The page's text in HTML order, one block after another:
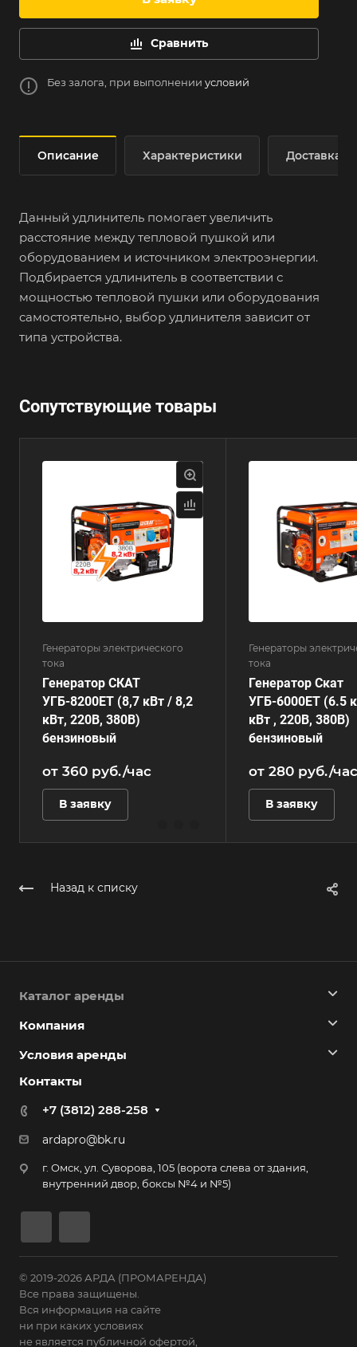
Сравнить
Без залога, при выполнении условий
Описание Характеристики Доставка
Данный удлинитель помогает увеличить
расстояние между тепловой пушкой или
оборудованием и источником электроэнергии.
Подбирается удлинитель в соответствии с
мощностью тепловой пушки или оборудования
самостоятельно, выбор удлинителя зависит от
типа устройства.
Сопутствующие товары
Генераторы электрического
тока
Генератор СКАТ
УГБ-8200ЕT (8,7 кВт / 8,2
кВт, 220В, 380В)
бензиновый
от 360 руб./час
В заявку
Генераторы
тока
Генератор Скат
УГБ-6000ЕT (6.5
кВт , 220В, 380В)
бензиновый
от 280 руб./час
В заявку
Назад к списку
Каталог аренды
Компания
Условия аренды
Контакты
+7 (3812) 288-258
ardapro@bk.ru
г. Омск, ул. Суворова, 105 (ворота слева от здания,
внутренний двор, боксы №4 и №5)
© 2019-2026 АРДА (ПРОМАРЕНДА)
Все права защищены.
Вся информация на сайте
ни при каких условиях
не является публичной офертой,